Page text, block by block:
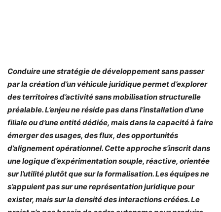
Conduire une stratégie de développement sans passer
par la création d’un véhicule juridique permet d’explorer
des territoires d’activité sans mobilisation structurelle
préalable. L’enjeu ne réside pas dans l’installation d’une
filiale ou d’une entité dédiée, mais dans la capacité à faire
émerger des usages, des flux, des opportunités
d’alignement opérationnel. Cette approche s’inscrit dans
une logique d’expérimentation souple, réactive, orientée
sur l’utilité plutôt que sur la formalisation. Les équipes ne
s’appuient pas sur une représentation juridique pour
exister, mais sur la densité des interactions créées. Le